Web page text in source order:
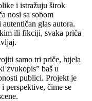
i istražuju širok
nosi sa sobom
glas autora.
ili fikciji, svaka priča
samo tri priče, htjela
zvukopis” baš u
publici. Projekt je
perspektive, čime se